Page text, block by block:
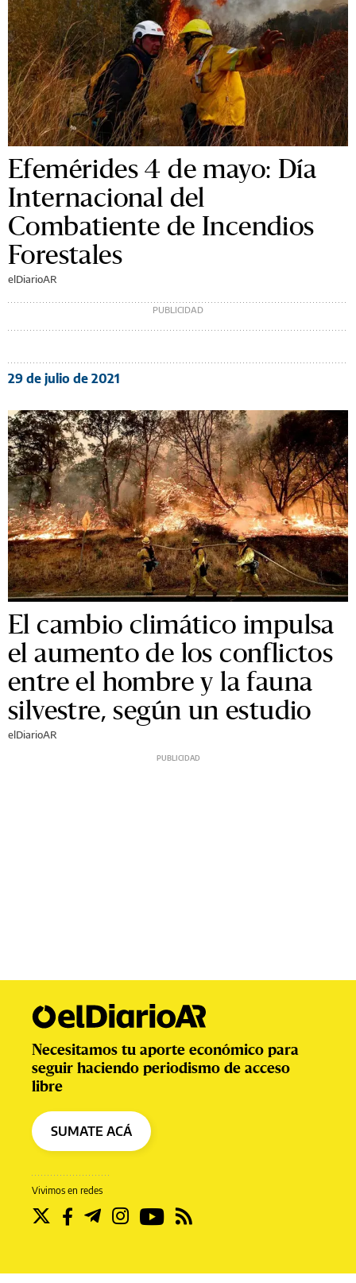
Efemérides 4 de mayo: Día
Internacional del
Combatiente de Incendios
Forestales
elDiarioAR
29 de julio de 2021
El cambio climático impulsa
el aumento de los conflictos
entre el hombre y la fauna
silvestre, según un estudio
elDiarioAR
Vivimos en redes
Necesitamos tu aporte económico para
seguir haciendo periodismo de acceso
libre
SUMATE ACÁ